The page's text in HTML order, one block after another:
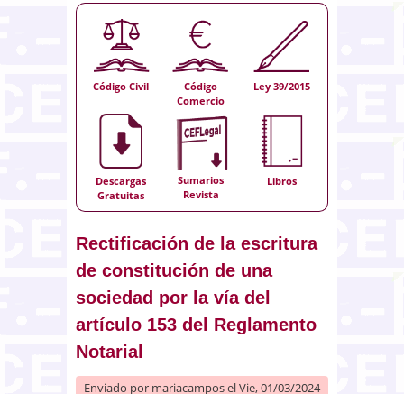
Código Civil
Código
Comercio
Ley 39/2015
Descargas
Gratuitas
Sumarios
Revista
Libros
Rectificación de la escritura
de constitución de una
sociedad por la vía del
artículo 153 del Reglamento
Notarial
Enviado por mariacamposel Vie, 01/03/2024